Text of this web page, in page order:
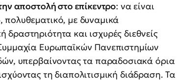
αποστολή στο επίκεντρο: να είναι
με δυναμικά
και ισχυρές διεθνείς
Ευρωπαϊκών Πανεπιστημίων
υπερβαίνοντας τα παραδοσιακά όρια
τη διαπολιτισμική διάδραση. Τα